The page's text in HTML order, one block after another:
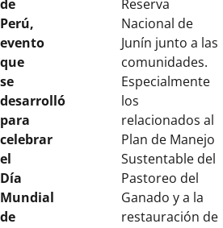
de
Perú,
evento
que
se
desarrolló
para
celebrar
el
Día
Mundial
de
Reserva
Nacional de
Junín junto a las
comunidades.
Especialmente
los
relacionados al
Plan de Manejo
Sustentable del
Pastoreo del
Ganado y a la
restauración de